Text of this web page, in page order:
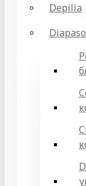
Depilia